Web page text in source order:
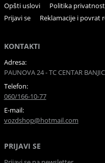
Opšti uslovi
Politika
Prijavi se
Reklamacije i povrat
KONTAKTI
Adresa:
PAUNOVA 24 - TC CENTAR
Telefon:
060/166-10-77
E-mail:
vozdshop@hotmail.com
PRIJAVI SE